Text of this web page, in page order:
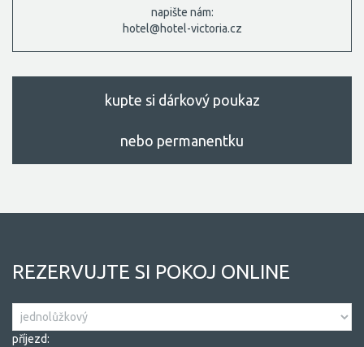
napište nám:
hotel@hotel-victoria.cz
kupte si dárkový poukaz
nebo permanentku
REZERVUJTE SI POKOJ ONLINE
příjezd: